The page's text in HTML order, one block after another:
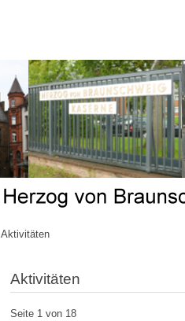
Aktivitäten
Aktivitäten
Seite 1 von 18